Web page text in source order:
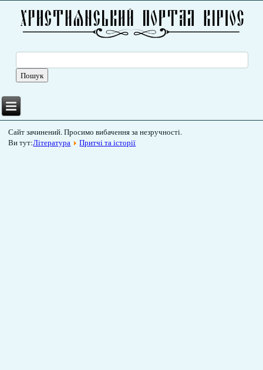
Сайт зачинений. Просимо вибачення за незручності.
Ви тут:Література Притчі та історії